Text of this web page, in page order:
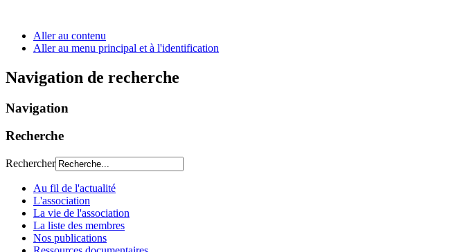
Aller au contenu
Aller au menu principal et à l'identification
Navigation de recherche
Navigation
Recherche
Rechercher
Au fil de l'actualité
L'association
La vie de l'association
La liste des membres
Nos publications